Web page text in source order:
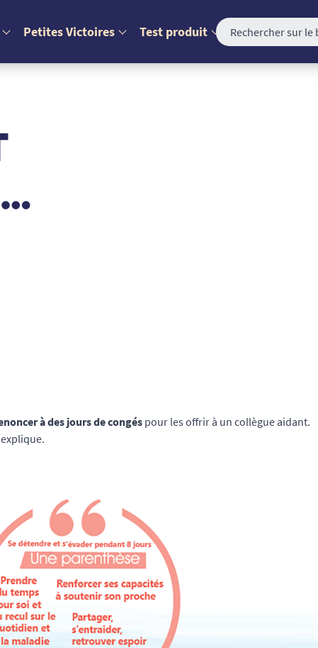
Petites Victoires Test produit
à des jours de congés pour les offrir à un collègue aidant.